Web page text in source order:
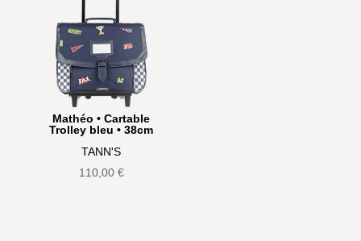
Mathéo • Cartable
Trolley bleu • 38cm
TANN'S
110,00 €